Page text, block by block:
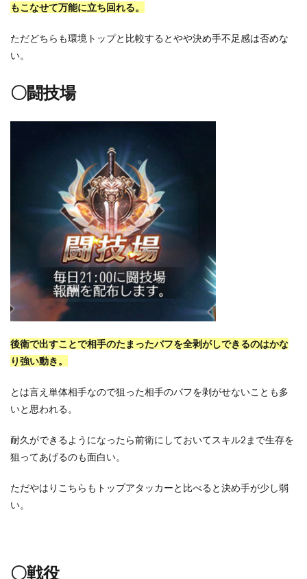
もこなせて万能に立ち回れる。
ただどちらも環境トップと比較するとやや決め手不足感は否めな
い。
〇闘技場
後衛で出すことで相手のたまったバフを全剥がしできるのはかな
り強い動き。
とは言え単体相手なので狙った相手のバフを剥がせないことも多
いと思われる。
耐久ができるようになったら前衛にしておいてスキル2まで生存を
狙ってあげるのも面白い。
ただやはりこちらもトップアタッカーと比べると決め手が少し弱
い。
〇戦役